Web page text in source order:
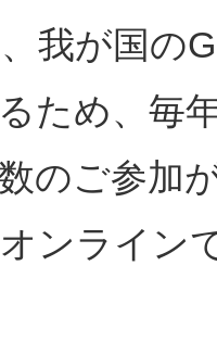
我が国の
ため、毎
のご参加
ンライン